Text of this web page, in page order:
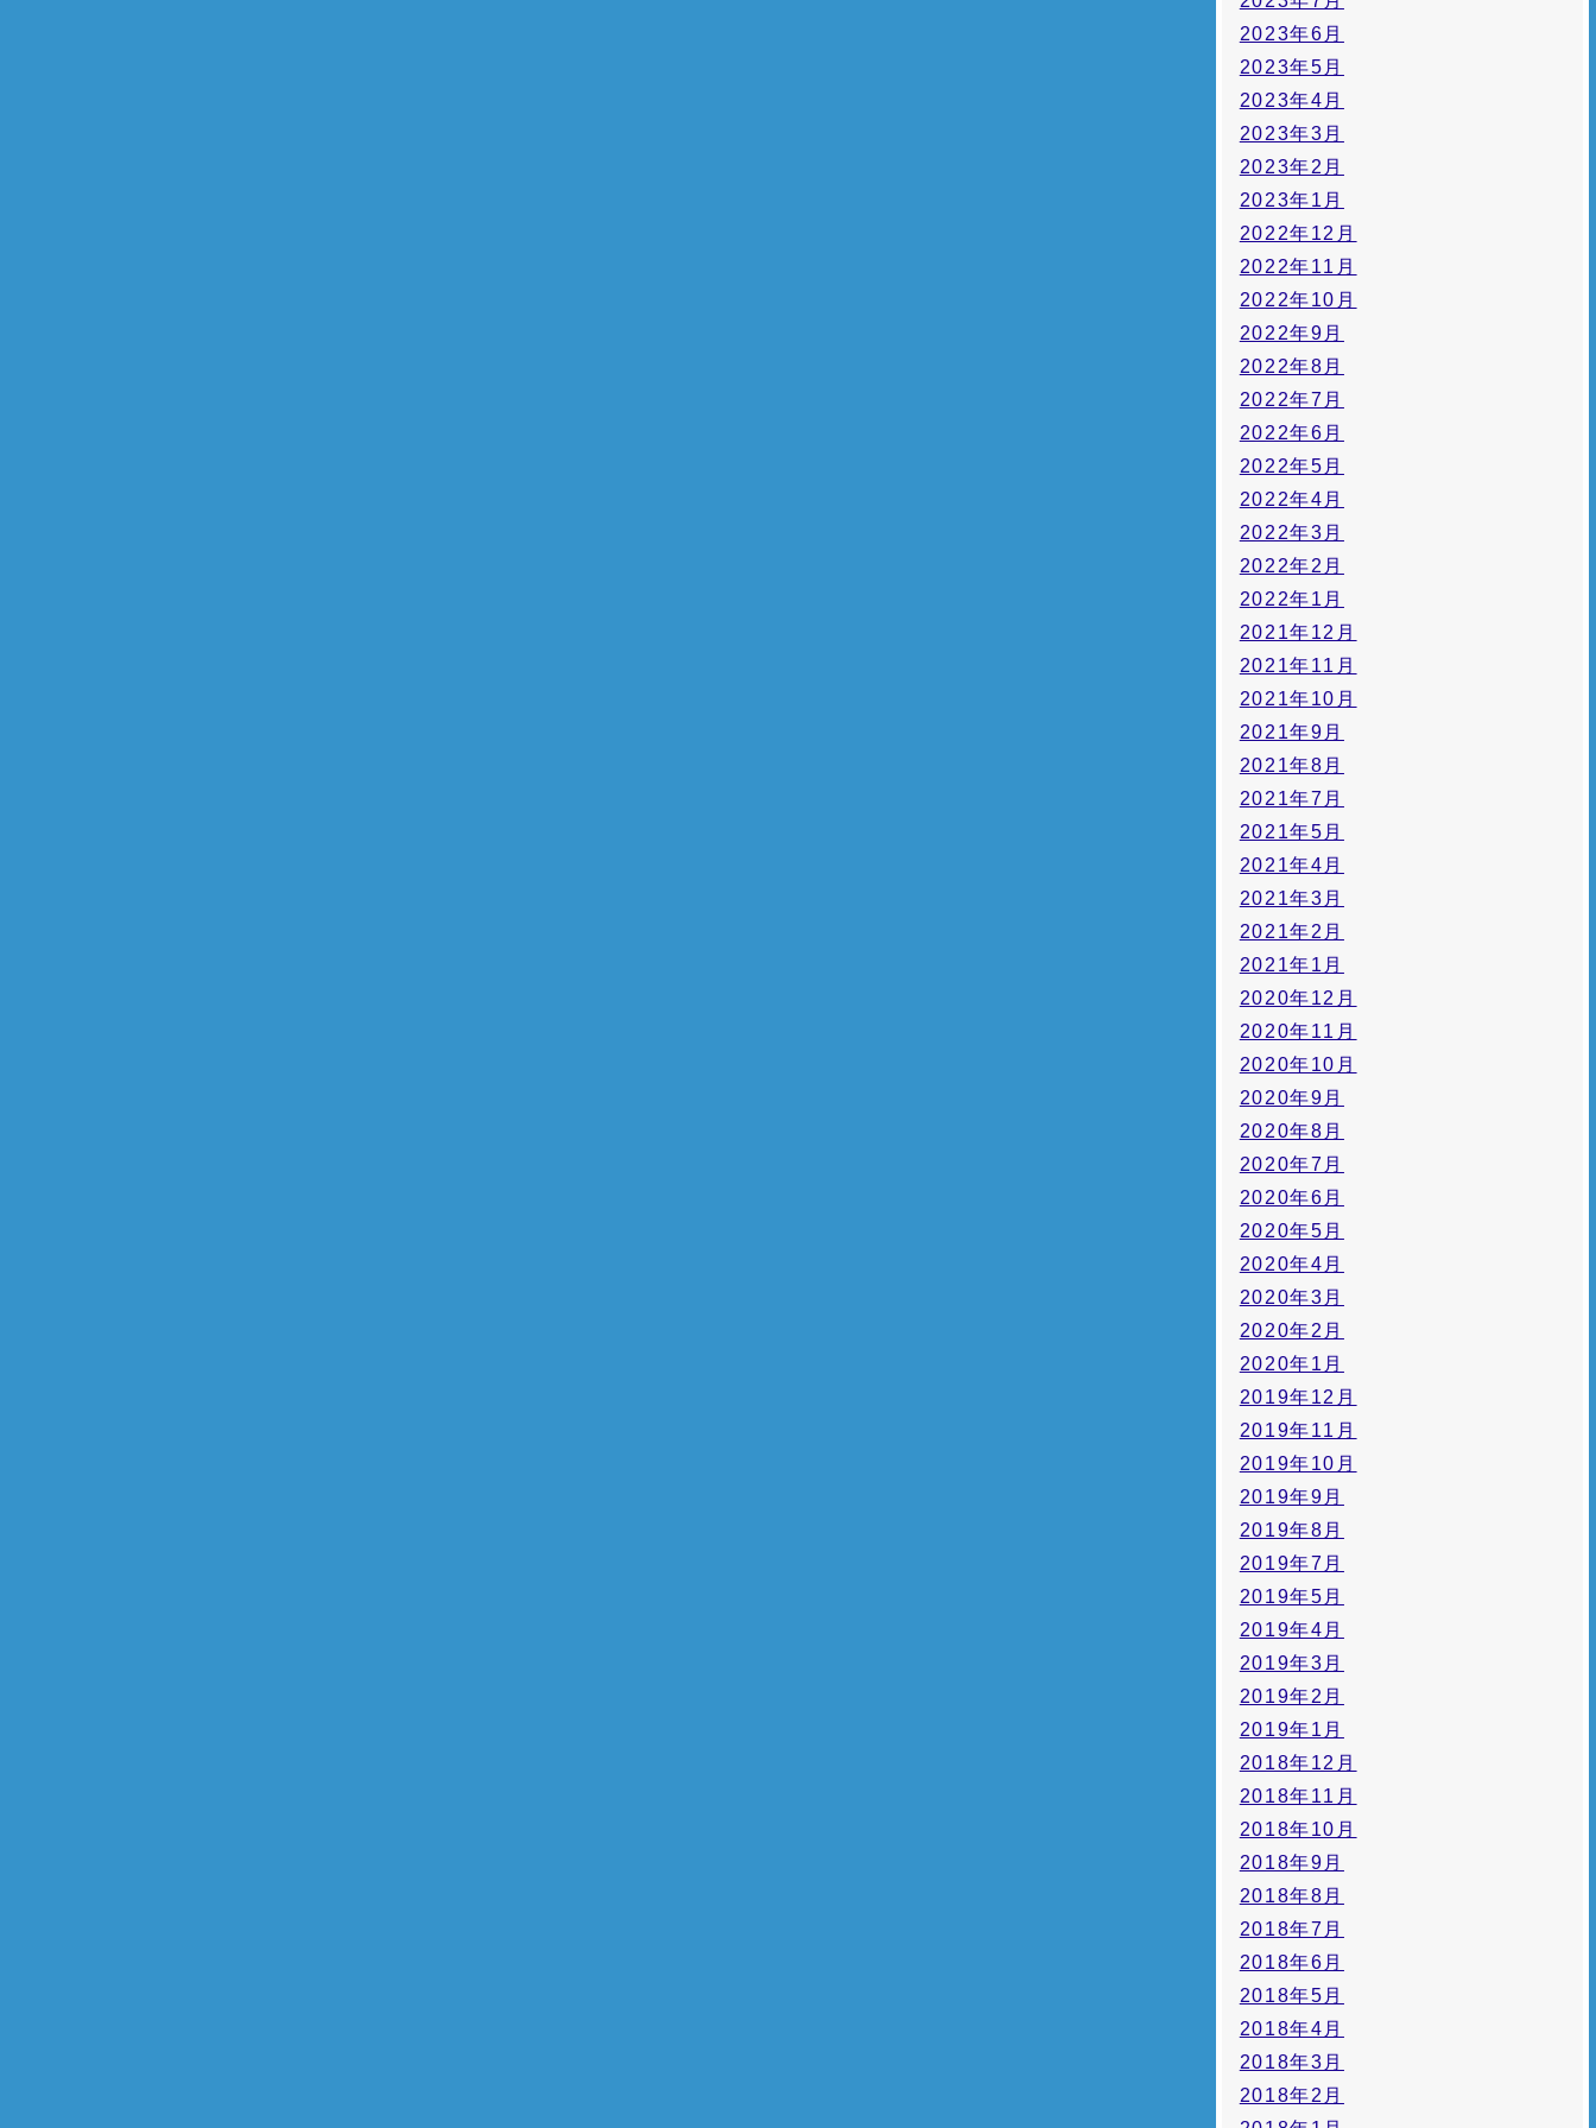
2023年6月
2023年5月
2023年4月
2023年3月
2023年2月
2023年1月
2022年12月
2022年11月
2022年10月
2022年9月
2022年8月
2022年7月
2022年6月
2022年5月
2022年4月
2022年3月
2022年2月
2022年1月
2021年12月
2021年11月
2021年10月
2021年9月
2021年8月
2021年7月
2021年5月
2021年4月
2021年3月
2021年2月
2021年1月
2020年12月
2020年11月
2020年10月
2020年9月
2020年8月
2020年7月
2020年6月
2020年5月
2020年4月
2020年3月
2020年2月
2020年1月
2019年12月
2019年11月
2019年10月
2019年9月
2019年8月
2019年7月
2019年5月
2019年4月
2019年3月
2019年2月
2019年1月
2018年12月
2018年11月
2018年10月
2018年9月
2018年8月
2018年7月
2018年6月
2018年5月
2018年4月
2018年3月
2018年2月